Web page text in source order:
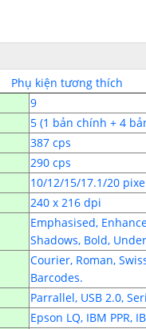
Phụ kiện tương thích
9
5 (1 bản chính + 4
387 cps
290 cps
10/12/15/17.1/20
240 x 216 dpi
Emphasised,
Shadows, Bold,
Courier, Roman,
Barcodes.
Parrallel, USB 2.0,
Epson LQ, IBM PPR,